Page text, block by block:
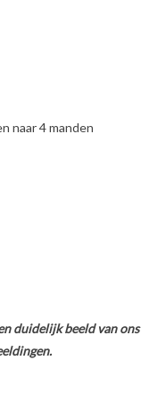
naar 4 manden
duidelijk beeld van